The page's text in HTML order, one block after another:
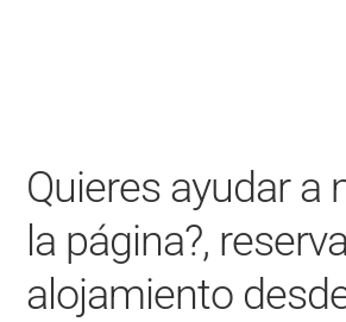
Quieres ayudar a
la página?,
alojamiento